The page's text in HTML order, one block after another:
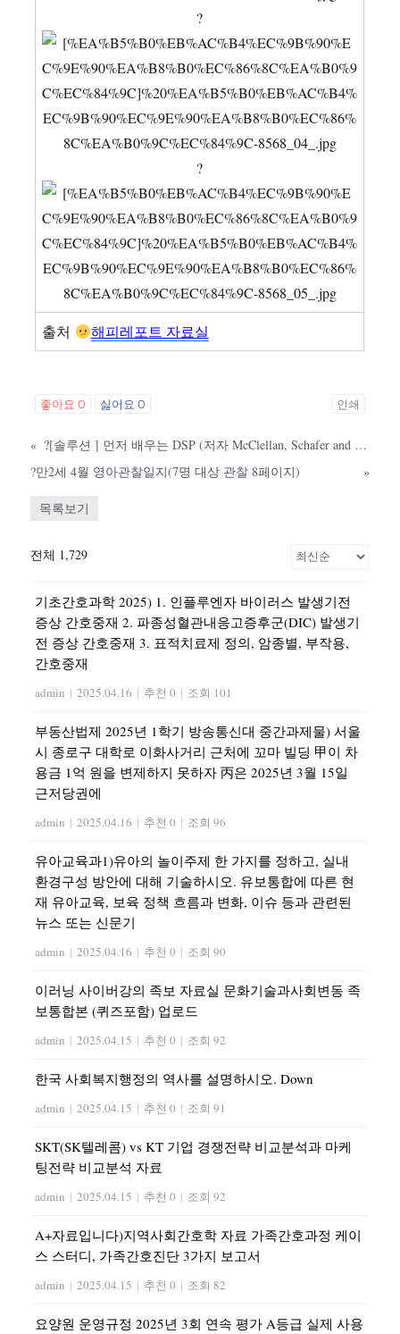
?
?
출처 해피레포트 자료실
좋아요0 싫어요0 인쇄
«
?[솔루션 ] 먼저 배우는 DSP (저자 McClellan, Schafer and Yoder(서덕영, 이동욱, 정재호 역) - Signal Processing First(인터비젼))
?만2세 4월 영아관찰일지(7명 대상 관찰 8페이지)
»
목록보기
전체 1,729
기초간호과학 2025) 1. 인플루엔자 바이러스 발생기전
증상 간호중재 2. 파종성혈관내응고증후군(DIC) 발생기
전 증상 간호중재 3. 표적치료제 정의, 암종별, 부작용,
간호중재
admin | 2025.04.16 | 추천 0 | 조회 101
부동산법제 2025년 1학기 방송통신대 중간과제물) 서울
시 종로구 대학로 이화사거리 근처에 꼬마 빌딩 甲이 차
용금 1억 원을 변제하지 못하자 丙은 2025년 3월 15일
근저당권에
admin | 2025.04.16 | 추천 0 | 조회 96
유아교육과1)유아의 놀이주제 한 가지를 정하고, 실내
환경구성 방안에 대해 기술하시오. 유보통합에 따른 현
재 유아교육, 보육 정책 흐름과 변화, 이슈 등과 관련된
뉴스 또는 신문기
admin | 2025.04.16 | 추천 0 | 조회 90
이러닝 사이버강의 족보 자료실 문화기술과사회변동 족
보통합본 (퀴즈포함) 업로드
admin | 2025.04.15 | 추천 0 | 조회 92
한국 사회복지행정의 역사를 설명하시오. Down
admin | 2025.04.15 | 추천 0 | 조회 91
SKT(SK텔레콤) vs KT 기업 경쟁전략 비교분석과 마케
팅전략 비교분석 자료
admin | 2025.04.15 | 추천 0 | 조회 92
A+자료입니다)지역사회간호학 자료 가족간호과정 케이
스 스터디, 가족간호진단 3가지 보고서
admin | 2025.04.15 | 추천 0 | 조회 82
요양원 운영규정 2025년 3회 연속 평가 A등급 실제 사용